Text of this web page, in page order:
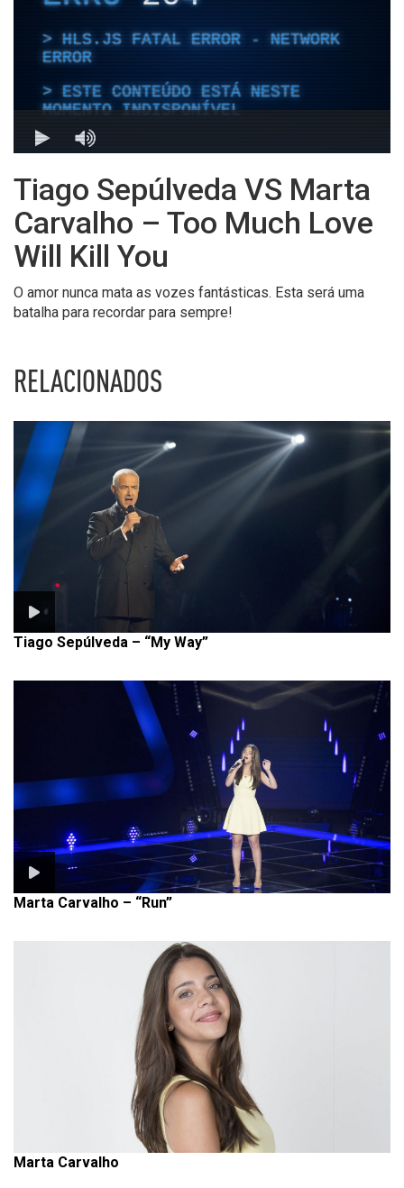
Tiago Sepúlveda VS Marta
Carvalho – Too Much Love
Will Kill You
O amor nunca mata as vozes fantásticas. Esta será uma
batalha para recordar para sempre!
RELACIONADOS
Tiago Sepúlveda – “My Way”
Marta Carvalho – “Run”
Marta Carvalho